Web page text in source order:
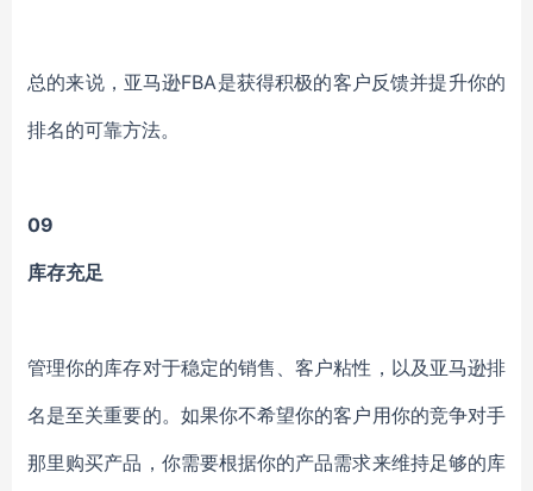
总的来说，亚马逊FBA是获得积极的客户反馈并提升你的
排名的可靠方法。
09
库存充足
管理你的库存对于稳定的销售、客户粘性，以及亚马逊排
名是至关重要的。如果你不希望你的客户用你的竞争对手
那里购买产品，你需要根据你的产品需求来维持足够的库